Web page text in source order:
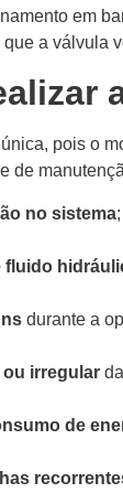
em
a válvula
pois o
de
no sistema;
fluido
durante a
ou irregular
de